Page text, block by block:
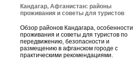
Кандагар, Афганистан: районы
проживания и советы для туристов
Обзор районов Кандагара, особенности
проживания и советы для туристов по
передвижению, безопасности и
размещению в афганском городе с
практическими рекомендациями.